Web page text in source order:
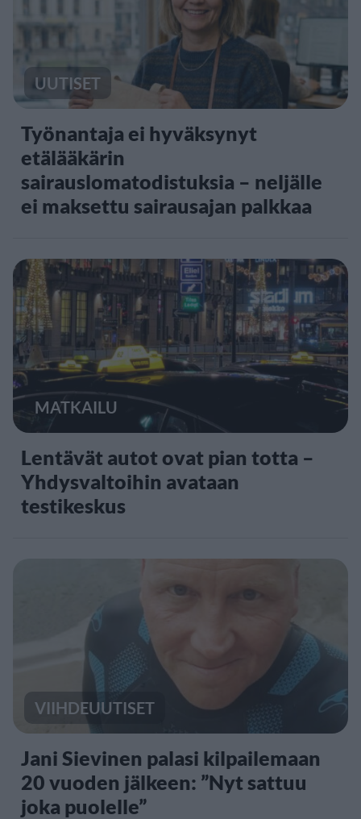
UUTISET
Työnantaja ei hyväksynyt
etälääkärin
sairauslomatodistuksia – neljälle
ei maksettu sairausajan palkkaa
MATKAILU
Lentävät autot ovat pian totta –
Yhdysvaltoihin avataan
testikeskus
VIIHDEUUTISET
Jani Sievinen palasi kilpailemaan
20 vuoden jälkeen: ”Nyt sattuu
joka puolelle”